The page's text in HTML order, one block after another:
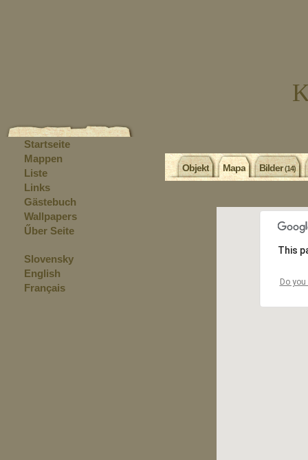
Objekt Mapa Bilder(14)
Startseite
Mappen
Liste
Links
Gästebuch
Wallpapers
Űber Seite
Slovensky
English
Français